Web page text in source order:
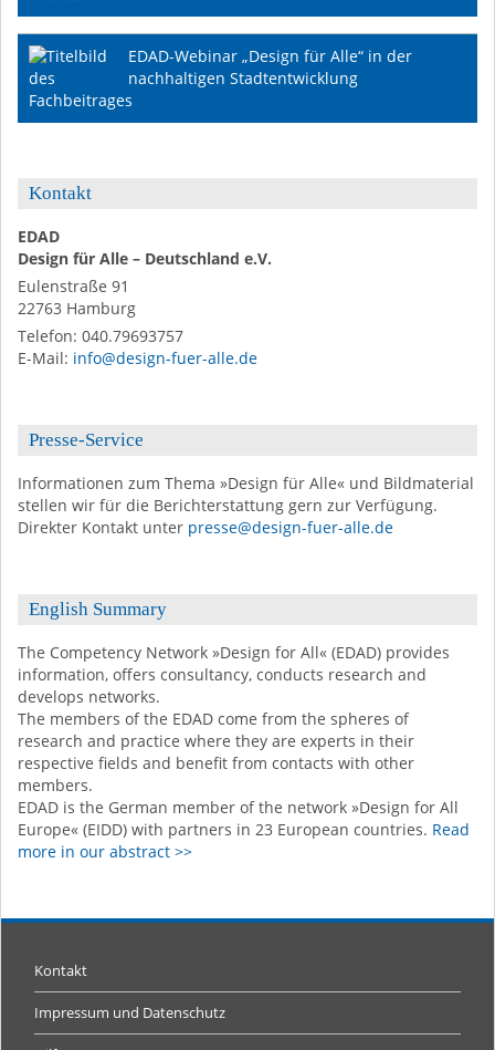
EDAD-Webinar „Design für Alle“ in der
nachhaltigen Stadtentwicklung
Kontakt
EDAD
Design für Alle – Deutschland e.V.
Eulenstraße 91
22763 Hamburg
Telefon: 040.79693757
E-Mail: info@design-fuer-alle.de
Presse-Service
Informationen zum Thema »Design für Alle« und Bildmaterial
stellen wir für die Berichterstattung gern zur Verfügung.
Direkter Kontakt unter presse@design-fuer-alle.de
English Summary
The Competency Network »Design for All« (EDAD) provides
information, offers consultancy, conducts research and
develops networks.
The members of the EDAD come from the spheres of
research and practice where they are experts in their
respective fields and benefit from contacts with other
members.
EDAD is the German member of the network »Design for All
Europe« (EIDD) with partners in 23 European countries. Read
more in our abstract >>
Kontakt
Impressum und Datenschutz